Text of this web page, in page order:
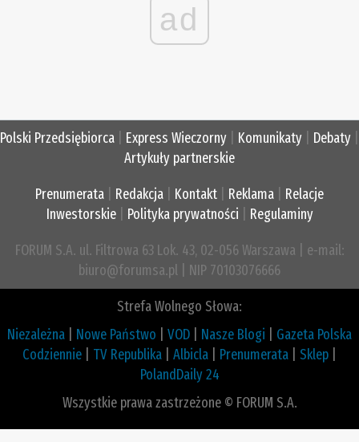
ad
Polski Przedsiębiorca Express Wieczorny Komunikaty Debaty
Artykuły partnerskie
Prenumerata Redakcja Kontakt Reklama
Relacje
Inwestorskie| Polityka prywatności Regulaminy
FORUM S.A. ul. Filtrowa 63 Lok. 43, 02-056 Warszawa | e-mail:
biuro@forumsa.pl | NIP 70103076666
Strefa Wolnego Słowa:
Niezależna
Nowe Państwo VOD Nasze Blogi
Gazeta Polska
Codziennie
TV Republika Albicla Prenumerata Sklep
PolandDaily 24
Wszystkie prawa zastrzeżone © FORUM S.A.